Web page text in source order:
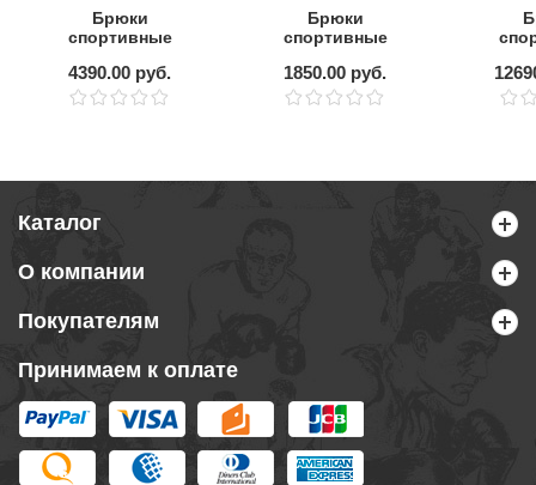
Брюки
спортивные
4390.00 руб.
Брюки
спортивные
Logo
1850.00 руб.
Каталог
О компании
Покупателям
Принимаем к оплате